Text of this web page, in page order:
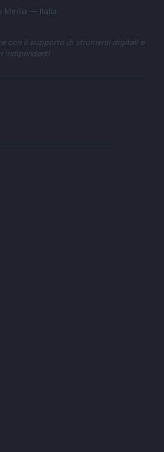
Media — Italia
con il supporto di strumenti digitali e
indipendenti.